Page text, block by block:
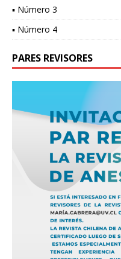
▪ Número 3
▪ Número 4
PARES REVISORES